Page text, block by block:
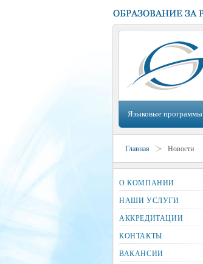
Языковые программы
Главная Новости
О КОМПАНИИ
НАШИ УСЛУГИ
АККРЕДИТАЦИИ
КОНТАКТЫ
ВАКАНСИИ